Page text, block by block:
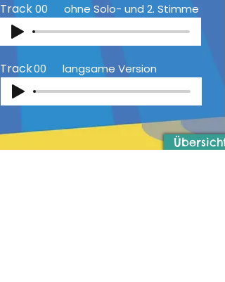
Track00 ohne Solo- und 2. Stimme
Track00 langsame Version
Übersicht